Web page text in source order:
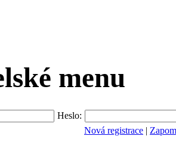
menu
Heslo:
Nová registrace |